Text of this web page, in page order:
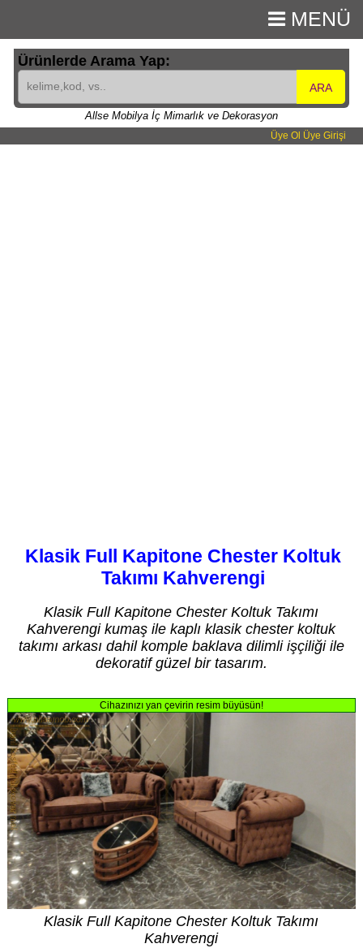
MENÜ
Ürünlerde Arama Yap:
ARA
Allse Mobilya İç Mimarlık ve Dekorasyon
Üye Ol Üye Girişi
Klasik Full Kapitone Chester Koltuk
Takımı Kahverengi
Klasik Full Kapitone Chester Koltuk Takımı
Kahverengi kumaş ile kaplı klasik chester koltuk
takımı arkası dahil komple baklava dilimli işçiliği ile
dekoratif güzel bir tasarım.
Cihazınızı yan çevirin resim büyüsün!
Klasik Full Kapitone Chester Koltuk Takımı
Kahverengi